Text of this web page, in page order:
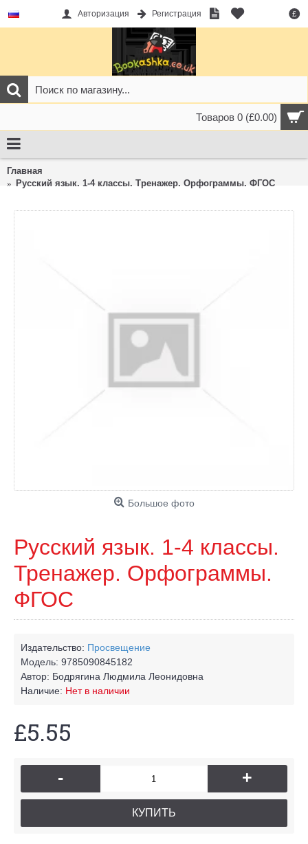
£
Авторизация Регистрация
Товаров 0 (£0.00)
Главная
Русский язык. 1-4 классы. Тренажер. Орфограммы. ФГОС
Большое фото
Русский язык. 1-4 классы.
Тренажер. Орфограммы.
ФГОС
Издательство: Просвещение
Модель: 9785090845182
Автор: Бодрягина Людмила Леонидовна
Наличие: Нет в наличии
£5.55
- +
КУПИТЬ